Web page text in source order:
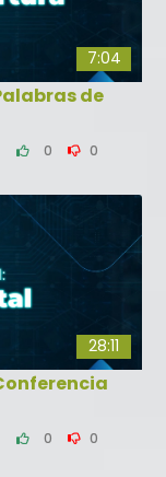
7:04
de
0 0
28:11
0 0